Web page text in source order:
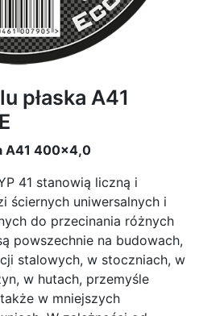
płaska A41
A41 400x4,0
41 stanowią liczną i
ściernych uniwersalnych i
do przecinania różnych
powszechnie na budowach,
stalowych, w stoczniach, w
w hutach, przemyśle
w mniejszych